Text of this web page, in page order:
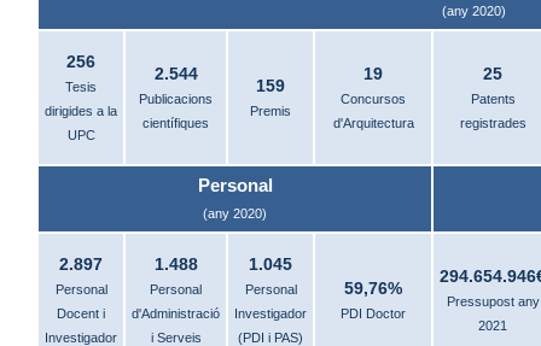
(any 2020)
256
Tesis
dirigides a la
UPC
2.544
Publicacions
científiques
159
Premis
19
Concursos
d'Arquitectura
25
Patents
registrades
Personal
(any 2020)
2.897
Personal
Docent i
Investigador
1.488
Personal
d'Administració
i Serveis
1.045
Personal
Investigador
(PDI i PAS)
59,76%
PDI Doctor
Pressupost any
2021